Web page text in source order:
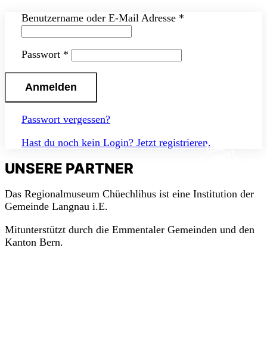
m
a
c
h
Benutzername oder E-Mail Adresse *
Passwort *
Passwort vergessen?
Hast du noch kein Login? Jetzt registrieren.
UNSERE PARTNER
Das Regionalmuseum Chüechlihus ist eine Institution der
Gemeinde Langnau i.E.
Mitunterstützt durch die Emmentaler Gemeinden und den
Kanton Bern.